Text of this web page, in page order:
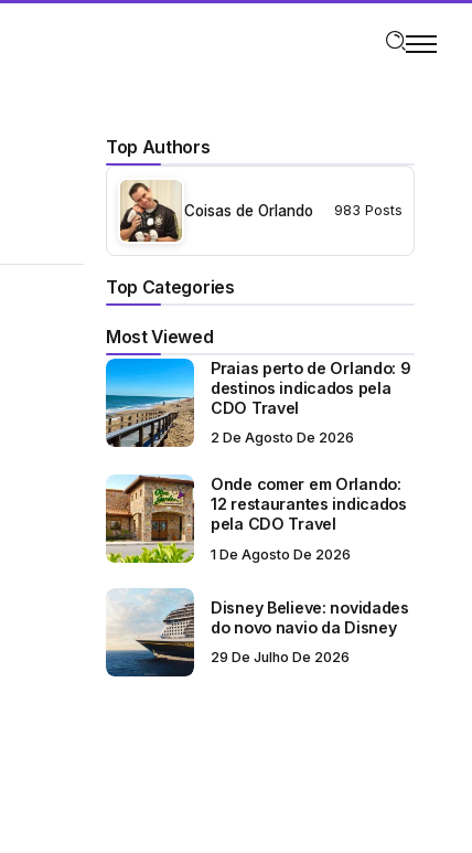
Top Authors
Coisas de Orlando 983 Posts
Top Categories
Most Viewed
Praias perto de Orlando: 9
destinos indicados pela
CDO Travel
2 De Agosto De 2026
Onde comer em Orlando:
12 restaurantes indicados
pela CDO Travel
1 De Agosto De 2026
Disney Believe: novidades
do novo navio da Disney
29 De Julho De 2026